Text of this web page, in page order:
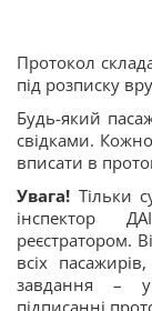
Протокол
під розписку
Будь-який
свідками.
вписати в
Увага! Тільки
інспектор
реєстратором.
всіх
завдання –
підписанні